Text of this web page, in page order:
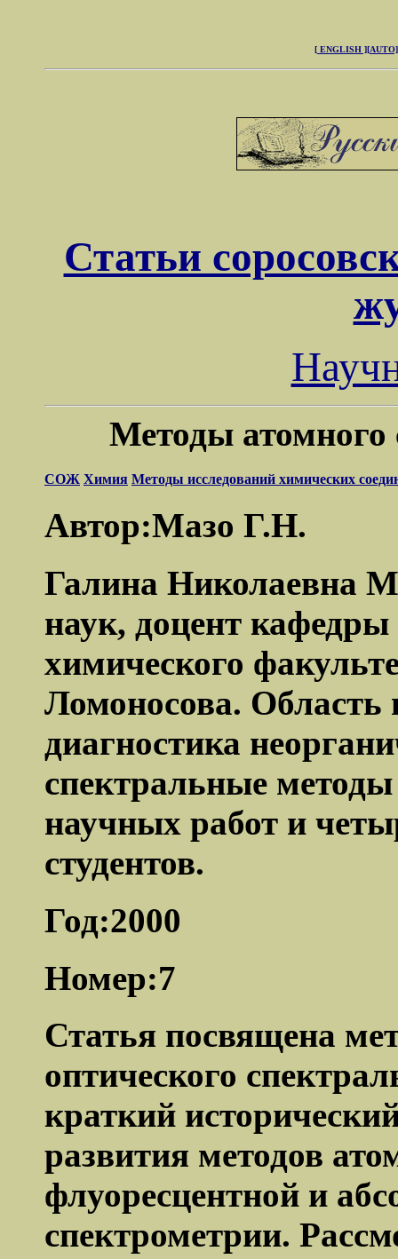
[ ENGLISH ][AUTO]
Статьи
Методы атомного
СОЖ Химия Методы исследований химических
Автор:Мазо Г.Н.
Галина Николаевна
наук, доцент
химического
Ломоносова. Область
диагностика
спектральные
научных работ и
студентов.
Год:2000
Номер:7
Статья посвящена
оптического
краткий
развития методов
флуоресцентной и
спектрометрии.